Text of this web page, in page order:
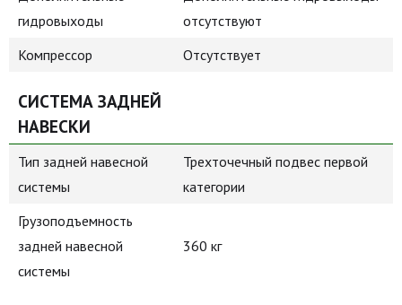
гидровыходы
отсутствуют
Компрессор
Отсутствует
СИСТЕМА ЗАДНЕЙ
НАВЕСКИ
Тип задней навесной
системы
Трехточечный подвес первой
категории
Грузоподъемность
задней навесной
системы
360 кг